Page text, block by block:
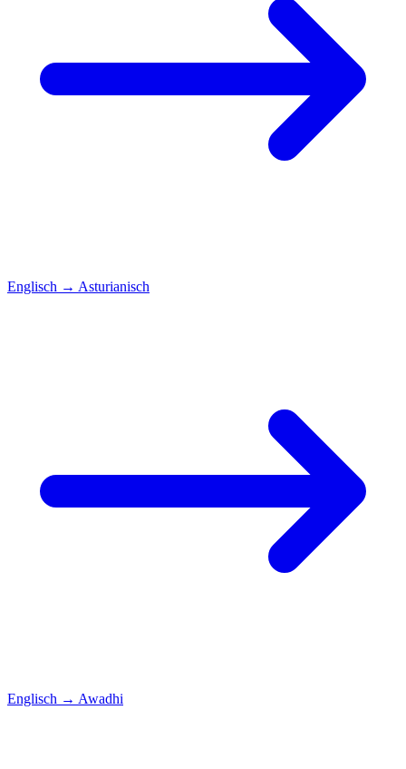
Englisch → Asturianisch
Englisch → Awadhi